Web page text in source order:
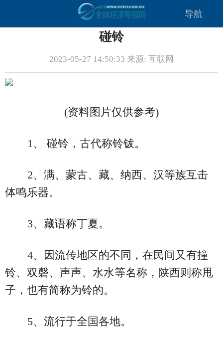
导航
碰铃
2023-05-27 14:50:33 来源: 互联网
(资料图片仅供参考)
1、 碰铃，古代称铃钹。
2、满、蒙古、藏、纳西、汉等族互击
体鸣乐器。
3、藏语称丁夏。
4、因流传地区的不同，在民间又有撞
铃、双磬、声声、水水等名称，陕西则称甩
子，也有简称为铃的。
5、流行于全国各地。